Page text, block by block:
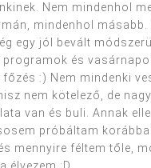
Nem mindenhol
mindenhol másabb.
egy jól bevált
programok és
főzés :) Nem mindenki
nem kötelező, de
van és buli. Annak
próbáltam
mennyire féltem tőle,